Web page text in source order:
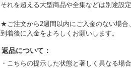
それを超える大型商品や全集などは別途設
★ご注文から2週間以内にご入金のない場合
到着後に入金をよろしくお願いします。
返品について：
・こちらの提示した状態と著しく異なる場合